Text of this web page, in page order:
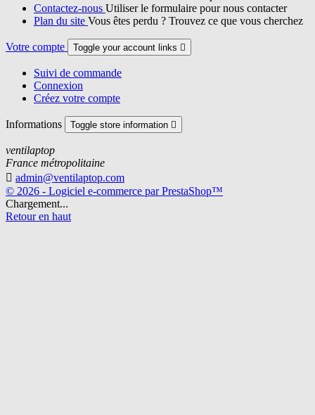
Contactez-nous Utiliser le formulaire pour nous contacter
Plan du site Vous êtes perdu ? Trouvez ce que vous cherchez
Votre compte Toggle your account links 
Suivi de commande
Connexion
Créez votre compte
Informations Toggle store information 
ventilaptop
France métropolitaine
 admin@ventilaptop.com
© 2026 - Logiciel e-commerce par PrestaShop™
Chargement...
Retour en haut